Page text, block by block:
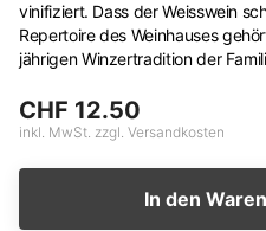
vinifiziert. Dass der Weisswein
Repertoire des Weinhauses
jährigen Winzertradition der
CHF 12.50
inkl. MwSt. zzgl. Versandkosten
In den